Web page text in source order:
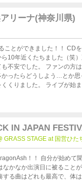
リーナ(神奈川県)
ことができました！！ CD
10年近くたちました（笑
たので、正直「カッコいい！！」とか
かったらどうしよう…とか
飛ばされ、一気にRADWIMPSの世界に
はモッシュとかもやめてま
しました。やっぱり２つのトップバンドの
で自分は言ってると思う（
IN JAPAN
GRASS STAGE at 国営ひた
） 運動会の曲に使ったことをキッカ
する曲はどれも最高で、体